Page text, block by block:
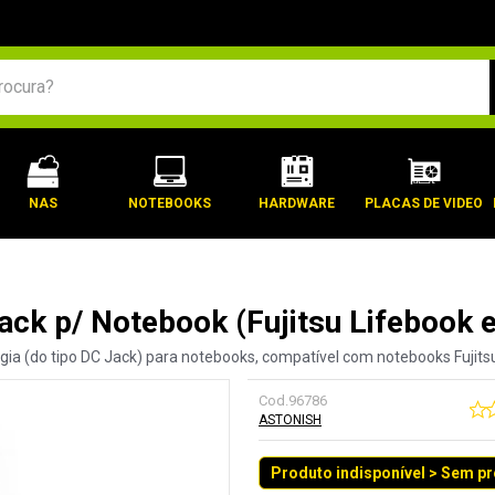
NAS NOTEBOOKS HARDWARE PLACAS DE VIDEO
p/ Notebook (Fujitsu Lifebook
(do tipo DC Jack) para notebooks, compatível com notebooks
Cod.96786
ASTONISH
Produto indisponível > Sem